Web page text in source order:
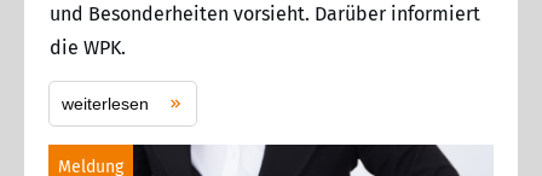
und Besonderheiten vorsieht. Darüber informiert
die WPK.
weiterlesen
Meldung